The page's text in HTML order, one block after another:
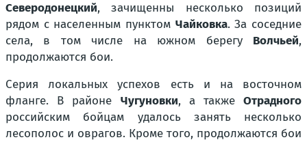
Северодонецкий, зачищенны несколько позиций
рядом с населенным пунктом Чайковка. За соседние
села, в том числе на южном берегу Волчьей,
продолжаются бои.
Серия локальных успехов есть и на восточном
фланге. В районе Чугуновки, а также Отрадного
российским бойцам удалось занять несколько
лесополос и оврагов. Кроме того, продолжаются бои